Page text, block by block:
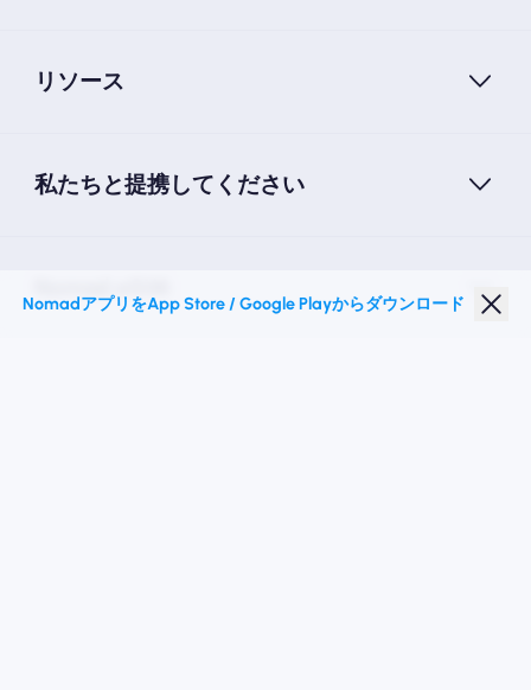
リソース
私たちと提携してください
NomadアプリをApp Store / Google Playからダウンロード